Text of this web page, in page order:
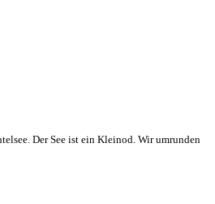
Der See ist ein Kleinod. Wir umrunden